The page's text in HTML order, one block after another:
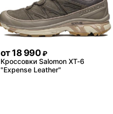
от18 990 ₽
Кроссовки Salomon XT-6
"Expense Leather"